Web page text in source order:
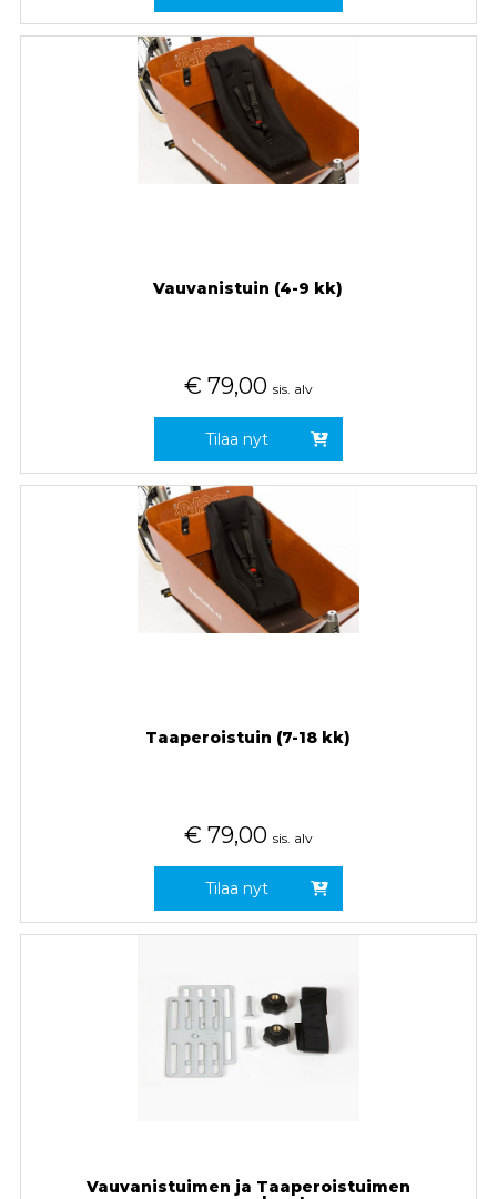
Vauvanistuin (4-9 kk)
€ 79,00 sis. alv
Tilaa nyt
Taaperoistuin (7-18 kk)
€ 79,00 sis. alv
Tilaa nyt
Vauvanistuimen ja Taaperoistuimen